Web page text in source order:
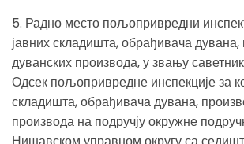
5. Радно место пољопривредни
јавних складишта, обрађивача
дуванских производа, у звању саветник
Одсек пољопривредне инспекције за
складишта, обрађивача дувана,
производа на подручју окружне